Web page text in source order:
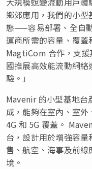
鄉郊應用，我們的小
態——容易部署、全自
運商所需的容量、覆
MagtiCom 合作，支
國推展高效能流動網
驗。」
Mavenir 的小型基地台
成，能夠在室內、室
4G 和 5G 覆蓋。
台，設計用於增強容
售、航空、海事及前
境。